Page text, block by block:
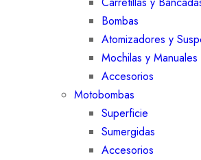
Bombas
Atomizadores y
Mochilas y Manuales
Accesorios
Motobombas
Superficie
Sumergidas
Accesorios